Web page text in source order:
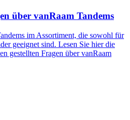
über vanRaam Tandems
im Assortiment, die sowohl für
geeignet sind. Lesen Sie hier die
gestellten Fragen über vanRaam